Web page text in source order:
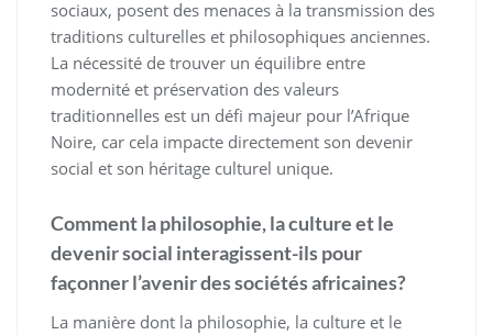
sociaux, posent des menaces à la transmission des
traditions culturelles et philosophiques anciennes.
La nécessité de trouver un équilibre entre
modernité et préservation des valeurs
traditionnelles est un défi majeur pour l’Afrique
Noire, car cela impacte directement son devenir
social et son héritage culturel unique.
Comment la philosophie, la culture et le
devenir social interagissent-ils pour
façonner l’avenir des sociétés africaines?
La manière dont la philosophie, la culture et le